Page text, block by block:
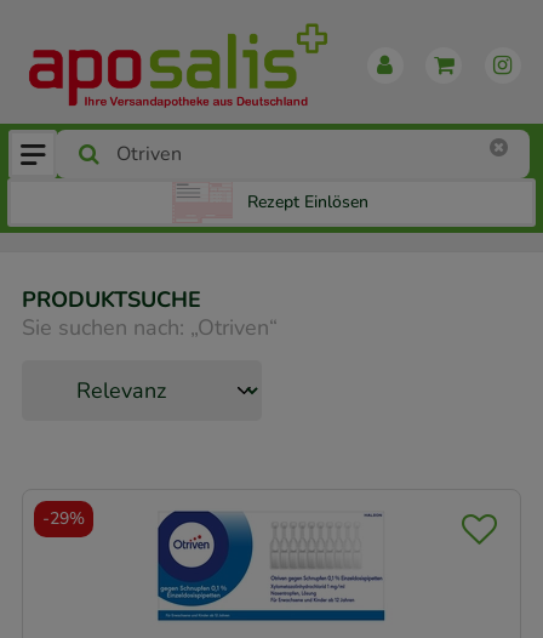
Rezept Einlösen
PRODUKTSUCHE
Sie suchen nach: „Otriven“
-29%